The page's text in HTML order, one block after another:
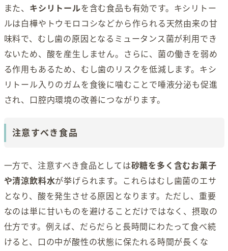
また、 キシリトールを含む食品も有効です。キシリトー
ルは白樺やトウモロコシなどから作られる天然由来の甘
味料で、むし歯の原因となるミュータンス菌が利用でき
ないため、酸を産生しません。さらに、菌の働きを弱め
る作用もあるため、むし歯のリスクを低減します。キシ
リトール入りのガムを食後に噛むことで唾液分泌も促進
され、口腔内環境の改善につながります。
注意すべき食品
一方で、注意すべき食品としては砂糖を多く含むお菓子
や清涼飲料水が挙げられます。これらはむし歯菌のエサ
となり、酸を発生させる原因となります。ただし、重要
なのは単に甘いものを避けることだけではなく、摂取の
仕方です。例えば、だらだらと長時間にわたって食べ続
けると、口の中が酸性の状態に保たれる時間が長くな